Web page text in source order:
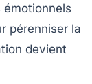
pérenniser la
devient